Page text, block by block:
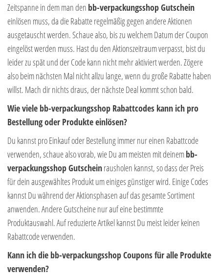
Zeitspanne in dem man den bb-verpackungsshop Gutschein
einlösen muss, da die Rabatte regelmäßig gegen andere Aktionen
ausgetauscht werden. Schaue also, bis zu welchem Datum der Coupon
eingelöst werden muss. Hast du den Aktionszeitraum verpasst, bist du
leider zu spät und der Code kann nicht mehr aktiviert werden. Zögere
also beim nächsten Mal nicht allzu lange, wenn du große Rabatte haben
willst. Mach dir nichts draus, der nächste Deal kommt schon bald.
Wie viele bb-verpackungsshop Rabattcodes kann ich pro
Bestellung oder Produkte einlösen?
Du kannst pro Einkauf oder Bestellung immer nur einen Rabattcode
verwenden, schaue also vorab, wie Du am meisten mit deinembb-
verpackungsshop Gutscheinrausholen kannst, so dass der Preis
für dein ausgewähltes Produkt um einiges günstiger wird. Einige Codes
kannst Du während der Aktionsphasen auf das gesamte Sortiment
anwenden. Andere Gutscheine nur auf eine bestimmte
Produktauswahl. Auf reduzierte Artikel kannst Du meist leider keinen
Rabattcode verwenden.
Kann ich die bb-verpackungsshop Coupons für alle Produkte
verwenden?